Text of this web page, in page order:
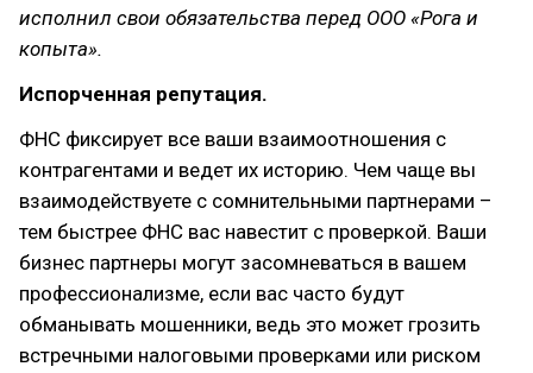
исполнил свои обязательства перед ООО «Рога и
копыта».
Испорченная репутация.
ФНС фиксирует все ваши взаимоотношения с
контрагентами и ведет их историю. Чем чаще вы
взаимодействуете с сомнительными партнерами –
тем быстрее ФНС вас навестит с проверкой. Ваши
бизнес партнеры могут засомневаться в вашем
профессионализме, если вас часто будут
обманывать мошенники, ведь это может грозить
встречными налоговыми проверками или риском